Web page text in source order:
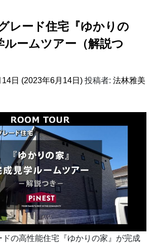
レード住宅『ゆかりの
ルームツアー（解説つ
日 (2023年6月14日) 投稿者: 法林雅美
ドの高性能住宅『ゆかりの家』が完成